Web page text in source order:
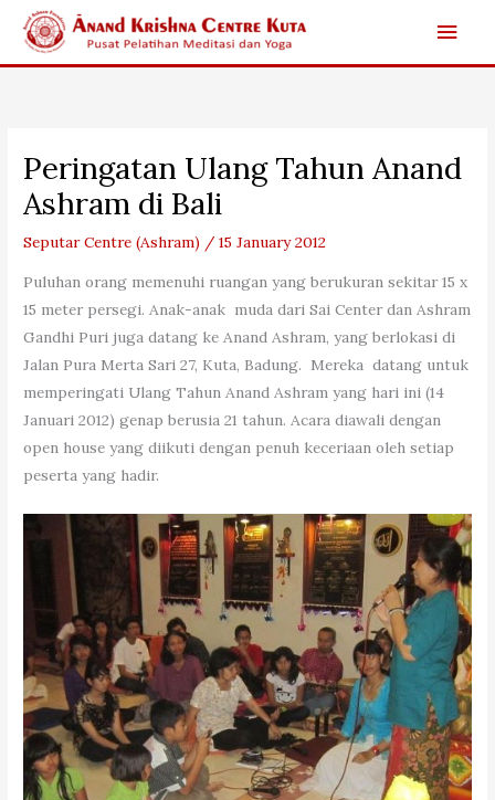
Skip
content
Main
Peringatan Ulang Tahun Anand
Ashram di Bali
Seputar Centre (Ashram) /15 January 2012
Puluhan orang memenuhi ruangan yang berukuran sekitar 15 x
15 meter persegi. Anak-anak muda dari Sai Center dan Ashram
Gandhi Puri juga datang ke Anand Ashram, yang berlokasi di
Jalan Pura Merta Sari 27, Kuta, Badung. Mereka datang untuk
memperingati Ulang Tahun Anand Ashram yang hari ini (14
Januari 2012) genap berusia 21 tahun. Acara diawali dengan
open house yang diikuti dengan penuh keceriaan oleh setiap
peserta yang hadir.